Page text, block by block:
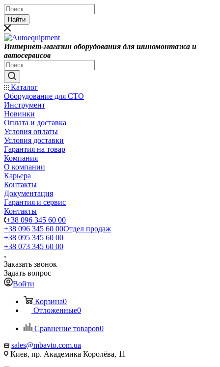
Найти
Интернет-магазин оборудования для шиномонтажа и
автосервисов
Каталог
Оборудование для СТО
Инструмент
Новинки
Оплата и доставка
Условия оплаты
Условия доставки
Гарантия на товар
Компания
О компании
Карьера
Контакты
Документация
Гарантия и сервис
Контакты
+38 096 345 60 00
+38 096 345 60 00Отдел продаж
+38 095 345 60 00
+38 073 345 60 00
Заказать звонок
Задать вопрос
Войти
Корзина0
Отложенные0
Сравнение товаров0
sales@mbavto.com.ua
Киев, пр. Академика Королёва, 11